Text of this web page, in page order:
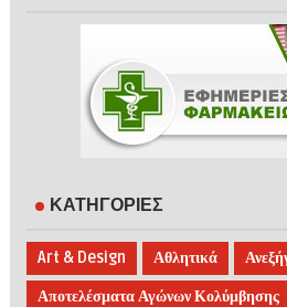
ΚΑΤΗΓΟΡΙΕΣ
Art & Design Αθλητικά
Αποτελέσματα Αγώνων Κολύμβησης